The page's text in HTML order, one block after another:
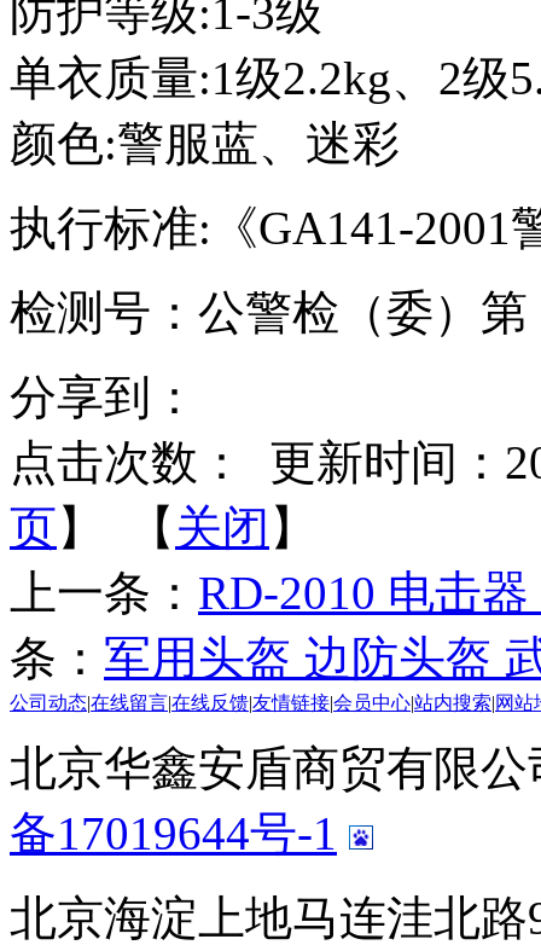
防护等级:1-3级
单衣质量:1级2.2kg、2级
颜色:警服蓝、迷彩
执行标准:《GA141-2001
检测号：公警检（委）第
分享到：
点击次数：
更新时间：
页】 【 关闭 】
上一条： RD-2010 电击
条： 军用头盔 边防头盔
公司动态|在线留言|在线反馈|友情链接|会员中心|站内搜索|网站
北京华鑫安盾商贸有限
备17019644号-1
北京海淀上地马连洼北